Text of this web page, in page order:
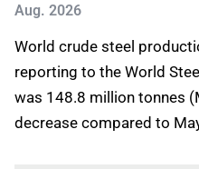
Aug. 2026
World crude steel
reporting to the World
was 148.8 million tonnes
decrease compared to